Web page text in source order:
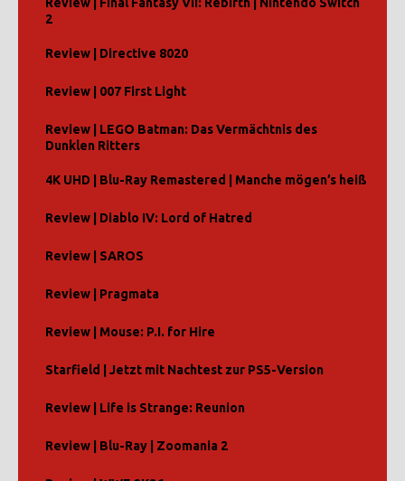
2
Review | Directive 8020
Review | 007 First Light
Review | LEGO Batman: Das Vermächtnis des
Dunklen Ritters
4K UHD | Blu-Ray Remastered | Manche mögen’s heiß
Review | Diablo IV: Lord of Hatred
Review | SAROS
Review | Pragmata
Review | Mouse: P.I. for Hire
Starfield | Jetzt mit Nachtest zur PS5-Version
Review | Life is Strange: Reunion
Review | Blu-Ray | Zoomania 2